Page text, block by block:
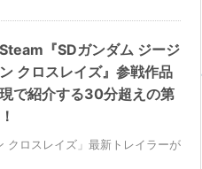
『SDガンダム ジージ
クロスレイズ』参戦作品
で紹介する30分超えの第
クロスレイズ」最新トレイラーが